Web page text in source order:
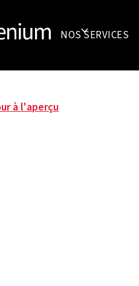
NOS SERVICES
à l'aperçu